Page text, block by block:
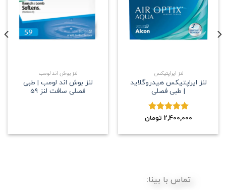
مندی
لنز ایراپتیکس
لنز ایراپتیکس هیدروگلاید
| طبی فصلی
نمره5.002,400,000 تومان
علاقه
مندی
لنز بوش اند لومب
لنز بوش اند لومب | طبی
فصلی سافت لنز 59
تماس با بینا: